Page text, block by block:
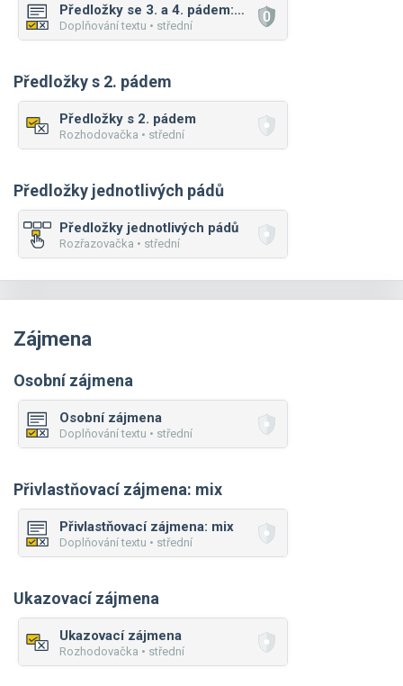
Předložky se 3. a 4. pádem: pokročilé
Doplňování textu • střední
Předložky s 2. pádem
Předložky s 2. pádem
Rozhodovačka • střední
Předložky jednotlivých pádů
Předložky jednotlivých pádů
Rozřazovačka • střední
Zájmena
Osobní zájmena
Osobní zájmena
Doplňování textu • střední
Přivlastňovací zájmena: mix
Přivlastňovací zájmena: mix
Doplňování textu • střední
Ukazovací zájmena
Ukazovací zájmena
Rozhodovačka • střední